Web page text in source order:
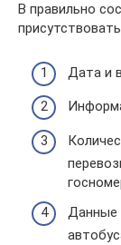
В правильно
Дата и
Данные